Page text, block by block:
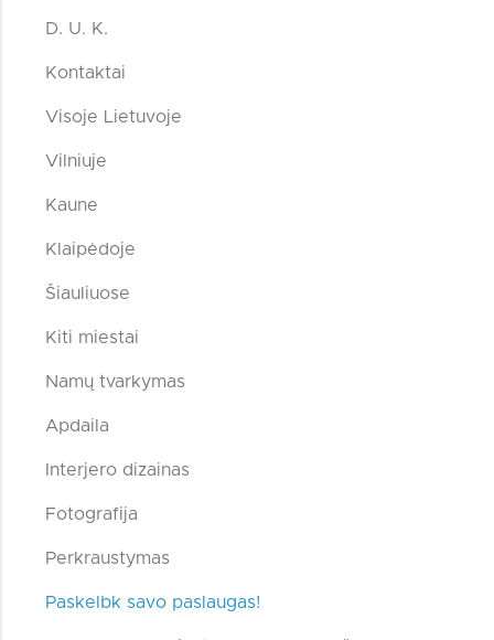
D. U. K.
Kontaktai
Visoje Lietuvoje
Vilniuje
Kaune
Klaipėdoje
Šiauliuose
Kiti miestai
Namų tvarkymas
Apdaila
Interjero dizainas
Fotografija
Perkraustymas
Paskelbk savo paslaugas!